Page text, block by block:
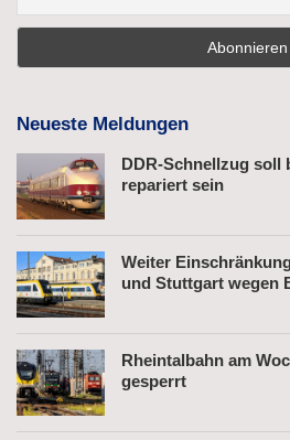
Neueste Meldungen
DDR-Schnellzug soll
repariert sein
Weiter
und Stuttgart wegen
Rheintalbahn am
gesperrt